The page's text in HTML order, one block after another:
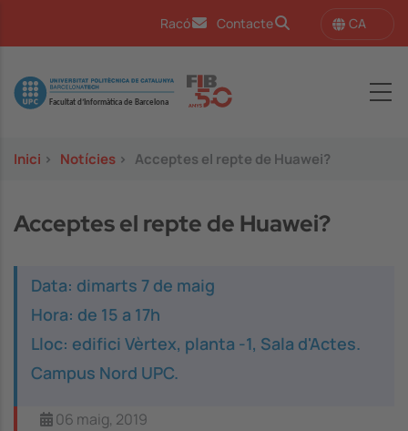
Racó Contacte CA
Image
Inici > Notícies > Acceptes el repte de Huawei?
Acceptes el repte de Huawei?
Data: dimarts 7 de maig
Hora: de 15 a 17h
Lloc: edifici Vèrtex, planta -1, Sala d'Actes.
Campus Nord UPC.
06 maig, 2019